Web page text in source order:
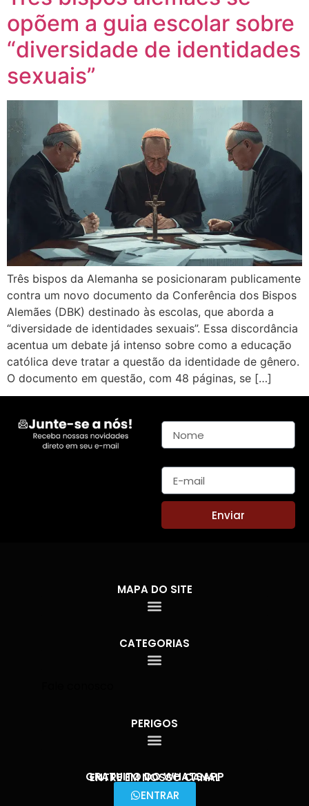
opõem a guia escolar sobre
“diversidade de identidades
sexuais”
Três bispos da Alemanha se posicionaram publicamente
contra um novo documento da Conferência dos Bispos
Alemães (DBK) destinado às escolas, que aborda a
“diversidade de identidades sexuais”. Essa discordância
acentua um debate já intenso sobre como a educação
católica deve tratar a questão da identidade de gênero.
O documento em questão, com 48 páginas, se […]
Enviar
MAPA DO SITE
CATEGORIAS
PERIGOS
ENTRE EM NOSSO CANAL
GRATUITO DO WHATSAPP
ENTRAR